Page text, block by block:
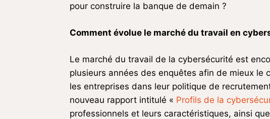
pour construire la banque de demain ?
Comment évolue le marché du travail en
Le marché du travail de la cybersécurité est
plusieurs années des enquêtes afin de mieux le
les entreprises dans leur politique de
nouveau rapport intitulé « Profils de la
professionnels et leurs caractéristiques, ainsi